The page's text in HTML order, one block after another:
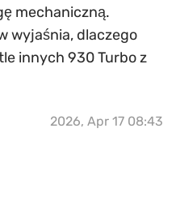
mechaniczną.
wyjaśnia, dlaczego
innych 930 Turbo z
2026, Apr 17 08:43